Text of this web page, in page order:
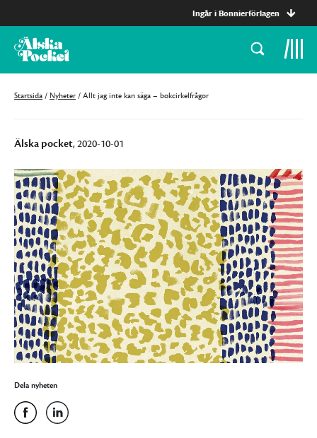
Ingår i Bonnierförlagen
Startsida / Nyheter / Allt jag inte kan säga – bokcirkelfrågor
Älska pocket, 2020-10-01
Dela nyheten